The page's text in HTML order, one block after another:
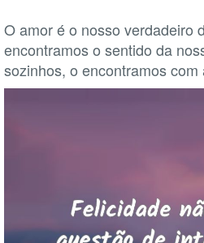
O amor é o nosso verdadeiro
encontramos o sentido da
sozinhos, o encontramos com